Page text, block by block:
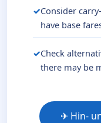
Consider
have base
Check
there may be
✈ Hin-